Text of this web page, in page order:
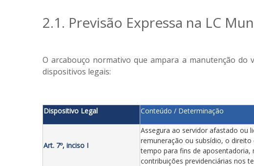
2.1. Previsão Expressa na LC
O arcabouço normativo que ampara a manutenção
dispositivos legais:
Dispositivo Legal Conteúdo / Determinação
Art. 7º, inciso I
Assegura ao servidor afastado ou
remuneração ou subsídio, o
tempo para fins de aposentadoria,
contribuições previdenciárias nos